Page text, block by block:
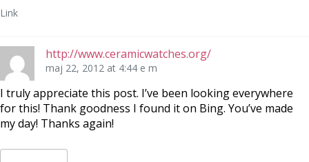
Link
http://www.ceramicwatches.org/
maj 22, 2012 at 4:44 e m
I truly appreciate this post. I’ve been looking everywhere
for this! Thank goodness I found it on Bing. You’ve made
my day! Thanks again!